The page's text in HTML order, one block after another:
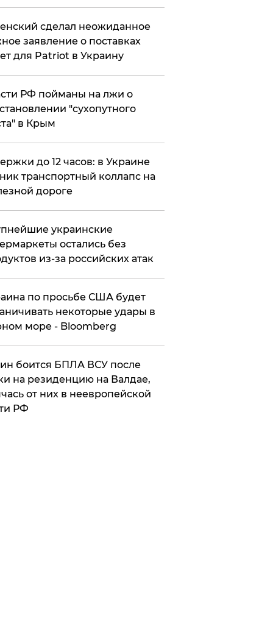
сделал неожиданное
заявление о поставках
для Patriot в Украину
РФ пойманы на лжи о
"сухопутного
в Крым
до 12 часов: в Украине
транспортный коллапс на
дороге
украинские
остались без
из-за российских атак
по просьбе США будет
некоторые удары в
море - Bloomberg
боится БПЛА ВСУ после
на резиденцию на Валдае,
от них в неевропейской
РФ